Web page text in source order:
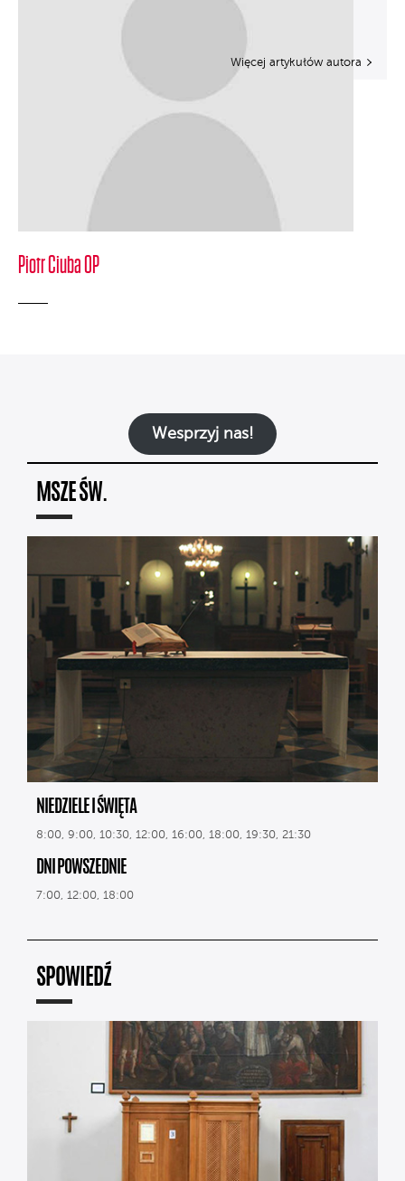
Piotr Ciuba OP
Więcej artykułów autora
Wesprzyj nas!
MSZE ŚW.
NIEDZIELE I ŚWIĘTA
8:00, 9:00, 10:30, 12:00, 16:00, 18:00, 19:30, 21:30
DNI POWSZEDNIE
7:00, 12:00, 18:00
SPOWIEDŹ